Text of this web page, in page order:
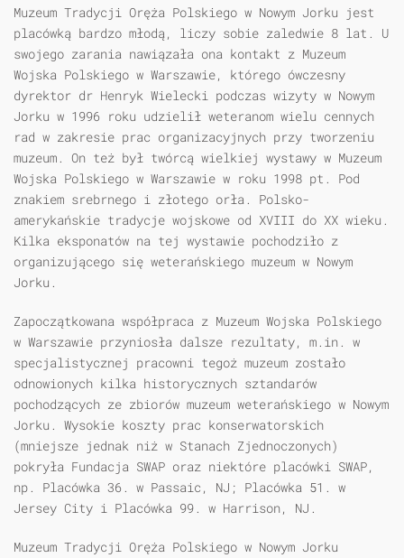
Muzeum Tradycji Oręża Polskiego w Nowym Jorku jest
placówką bardzo młodą, liczy sobie zaledwie 8 lat. U
swojego zarania nawiązała ona kontakt z Muzeum
Wojska Polskiego w Warszawie, którego ówczesny
dyrektor dr Henryk Wielecki podczas wizyty w Nowym
Jorku w 1996 roku udzielił weteranom wielu cennych
rad w zakresie prac organizacyjnych przy tworzeniu
muzeum. On też był twórcą wielkiej wystawy w Muzeum
Wojska Polskiego w Warszawie w roku 1998 pt. Pod
znakiem srebrnego i złotego orła. Polsko-
amerykańskie tradycje wojskowe od XVIII do XX wieku.
Kilka eksponatów na tej wystawie pochodziło z
organizującego się weterańskiego muzeum w Nowym
Jorku.
Zapoczątkowana współpraca z Muzeum Wojska Polskiego
w Warszawie przyniosła dalsze rezultaty, m.in. w
specjalistycznej pracowni tegoż muzeum zostało
odnowionych kilka historycznych sztandarów
pochodzących ze zbiorów muzeum weterańskiego w Nowym
Jorku. Wysokie koszty prac konserwatorskich
(mniejsze jednak niż w Stanach Zjednoczonych)
pokryła Fundacja SWAP oraz niektóre placówki SWAP,
np. Placówka 36. w Passaic, NJ; Placówka 51. w
Jersey City i Placówka 99. w Harrison, NJ.
Muzeum Tradycji Oręża Polskiego w Nowym Jorku